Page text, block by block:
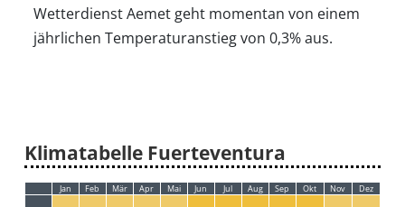
Suche
Wetterdienst Aemet geht momentan von einem
jährlichen Temperaturanstieg von 0,3% aus.
Klimatabelle Fuerteventura
Jan Feb Mär Apr Mai Jun Jul Aug Sep Okt Nov Dez